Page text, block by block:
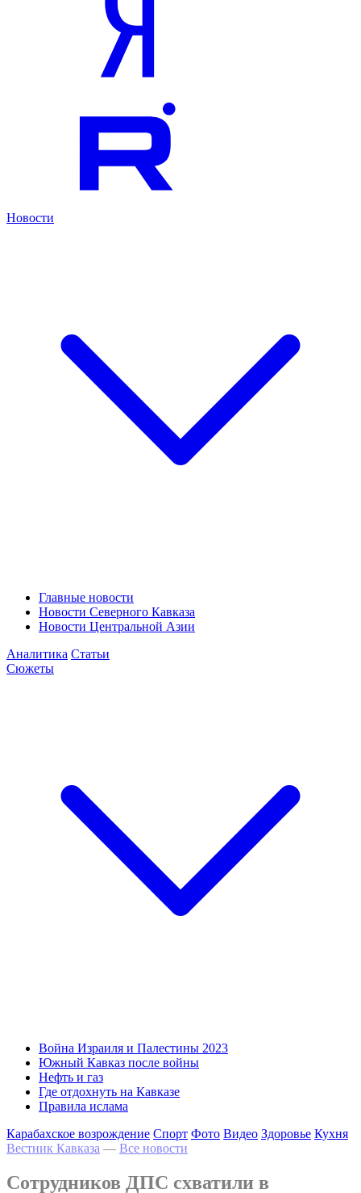
Новости
Главные новости
Новости Северного Кавказа
Новости Центральной Азии
Аналитика Статьи
Сюжеты
Война Израиля и Палестины 2023
Южный Кавказ после войны
Нефть и газ
Где отдохнуть на Кавказе
Правила ислама
Карабахское возрождение Спорт Фото Видео Здоровье Кухня
Вестник Кавказа — Все новости
Сотрудников ДПС схватили в